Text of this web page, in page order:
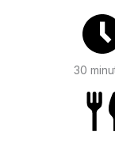
30